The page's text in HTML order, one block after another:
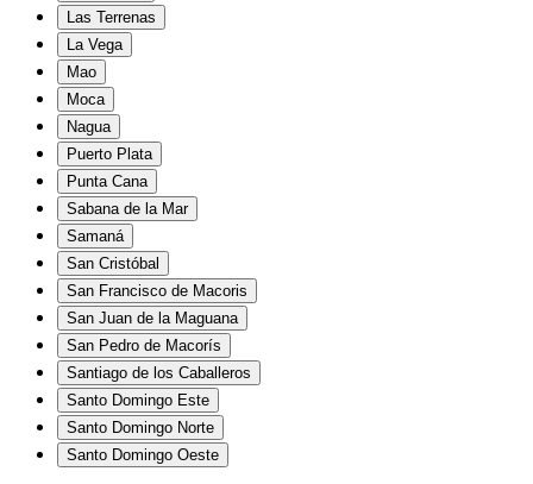
Las Terrenas
La Vega
Mao
Moca
Nagua
Puerto Plata
Punta Cana
Sabana de la Mar
Samaná
San Cristóbal
San Francisco de Macoris
San Juan de la Maguana
San Pedro de Macorís
Santiago de los Caballeros
Santo Domingo Este
Santo Domingo Norte
Santo Domingo Oeste